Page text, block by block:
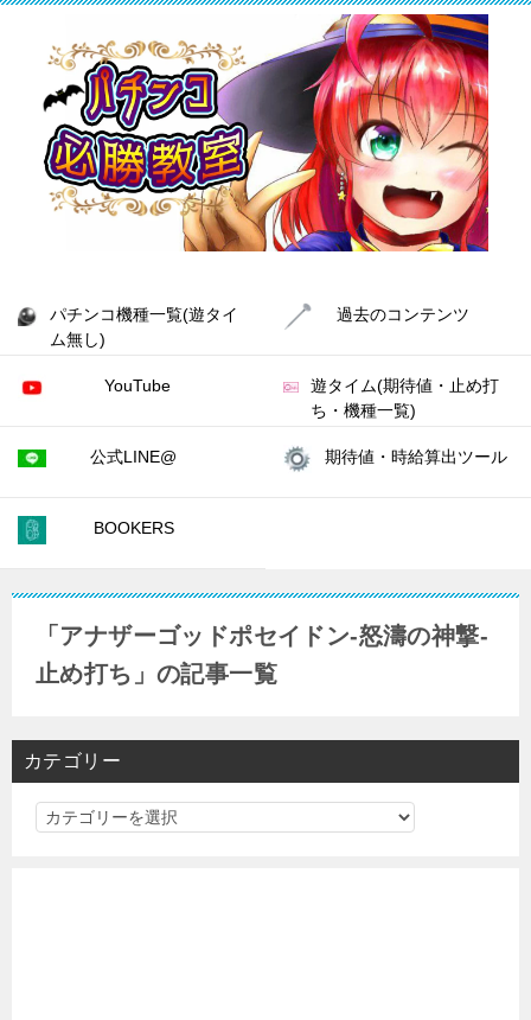
パチンコ機種一覧(遊タイ
ム無し)
過去のコンテンツ
YouTube
遊タイム(期待値・止め打
ち・機種一覧)
公式LINE@ 期待値・時給算出ツール
BOOKERS
「アナザーゴッドポセイドン-怒濤の神撃-
止め打ち」の記事一覧
カテゴリー
カ